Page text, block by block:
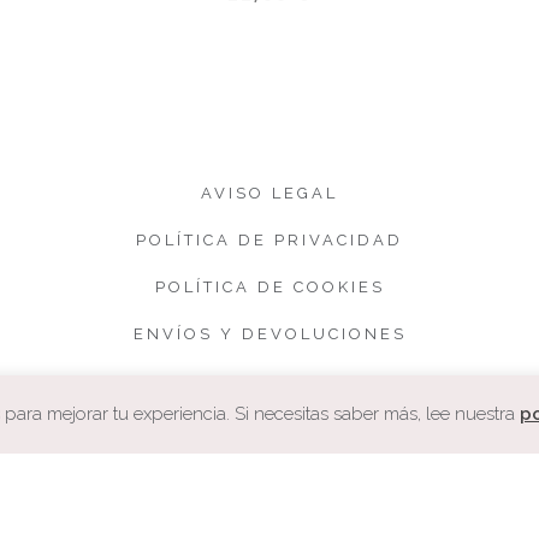
AVISO LEGAL
POLÍTICA DE PRIVACIDAD
POLÍTICA DE COOKIES
ENVÍOS Y DEVOLUCIONES
mejorar tu experiencia. Si necesitas saber más, lee nuestra